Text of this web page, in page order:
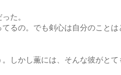
た。
も剣心は自分のことはどう
薫には、そんな彼がとても